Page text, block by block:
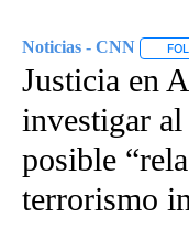
Noticias - CNN
Justicia en
investigar
posible
terrorismo